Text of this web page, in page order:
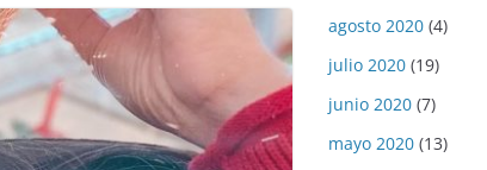
agosto 2020 (4)
julio 2020 (19)
junio 2020 (7)
mayo 2020 (13)